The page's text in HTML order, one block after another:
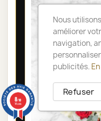
Nous
améliorer
navigation,
publicités.
Refuser
8/10
14 avis